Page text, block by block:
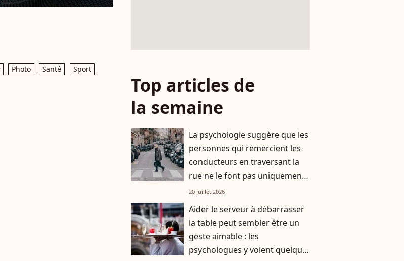
Photo Santé
Sport
Top articles de
la semaine
La psychologie suggère que les
personnes qui remercient les
conducteurs en traversant la
rue ne le font pas uniquement
par gratitude
20 juillet 2026
Aider le serveur à débarrasser
la table peut sembler être un
geste aimable : les
psychologues y voient quelque